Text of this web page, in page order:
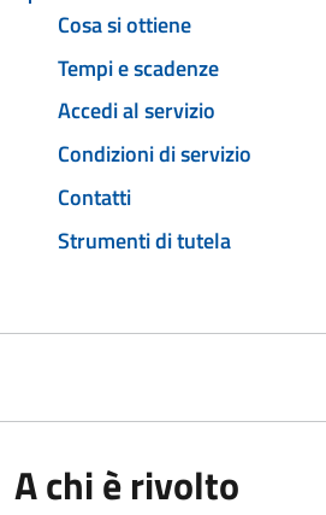
Cosa si ottiene
Tempi e scadenze
Accedi al servizio
Condizioni di servizio
Contatti
Strumenti di tutela
A chi è rivolto